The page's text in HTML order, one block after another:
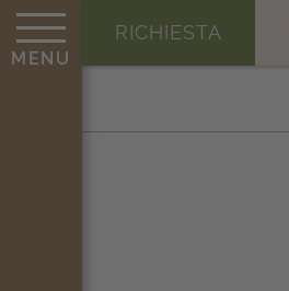
MENU
RICHIESTA